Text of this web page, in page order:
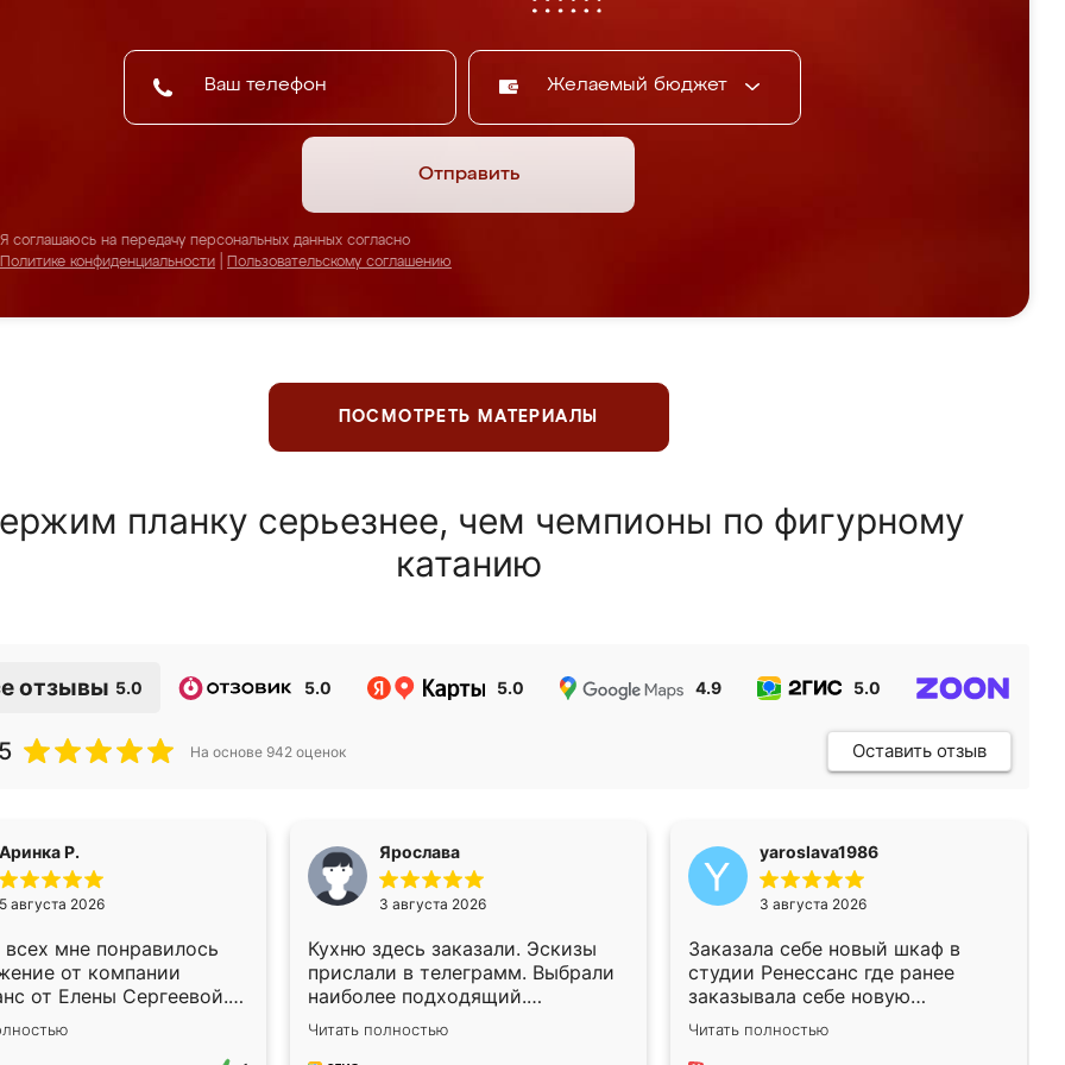
Желаемый бюджет
Отправить
Я соглашаюсь на передачу персональных данных согласно
Политике конфиденциальности
Пользовательскому соглашению
ПОСМОТРЕТЬ МАТЕРИАЛЫ
планку серьезнее, чем чемпионы по фигурному
катанию
отзывы 5.0 5.0 5.0 4.9 5.0
На основе 942 оценок Оставить отзыв
Аринка Р.
5 августа 2026
мне понравилось
от компании
от Елены Сергеевой.
цена и короткие
Ярослава
3 августа 2026
Кухню здесь заказали. Эскизы
прислали в телеграмм. Выбрали
наиболее подходящий.
Согласовали день для замера.
Через 3 недели кухня была уже
Читать полностью
yaroslava1986
3 августа 2026
Заказала себе новый шкаф в
студии Ренессанс где ранее
заказывала себе новую
кухню.Чего искать, когда
качеством вполне довольна.
Читать полностью